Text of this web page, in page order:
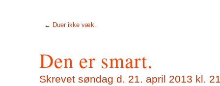
← Duer ikke væk.
Den er smart.
Skrevet søndag d. 21. april 2013 kl.